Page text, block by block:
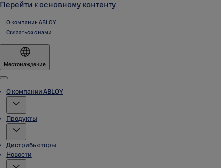
Перейти к основному контенту
О компании ABLOY
Связаться с нами
Местонаждение
Menu
О компании ABLOY
Продукты
Дистрибьюторы
Новости